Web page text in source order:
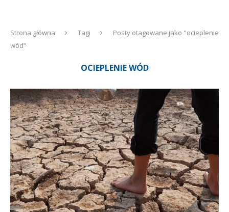
Strona główna Tagi
Posty otagowane jako "ocieplenie
wód"
OCIEPLENIE WÓD